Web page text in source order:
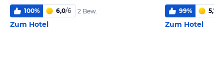
100% 6,0/6 2 Bew.
Zum Hotel
99% 5,7
Zum Hotel